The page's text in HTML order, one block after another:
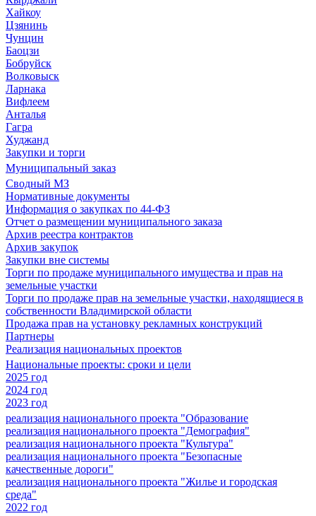
Хайкоу
Цзянинь
Чунцин
Баоцзи
Бобруйск
Волковыск
Ларнака
Вифлеем
Анталья
Гагра
Худжанд
Закупки и торги
Муниципальный заказ
Сводный МЗ
Нормативные документы
Информация о закупках по 44-ФЗ
Отчет о размещении муниципального заказа
Архив реестра контрактов
Архив закупок
Закупки вне системы
Торги по продаже муниципального имущества и прав на
земельные участки
Торги по продаже прав на земельные участки, находящиеся в
собственности Владимирской области
Продажа прав на установку рекламных конструкций
Партнеры
Реализация национальных проектов
Национальные проекты: сроки и цели
2025 год
2024 год
2023 год
реализация национального проекта "Образование
реализация национального проекта "Демография"
реализация национального проекта "Культура"
реализация национального проекта "Безопасные
качественные дороги"
реализация национального проекта "Жилье и городская
среда"
2022 год